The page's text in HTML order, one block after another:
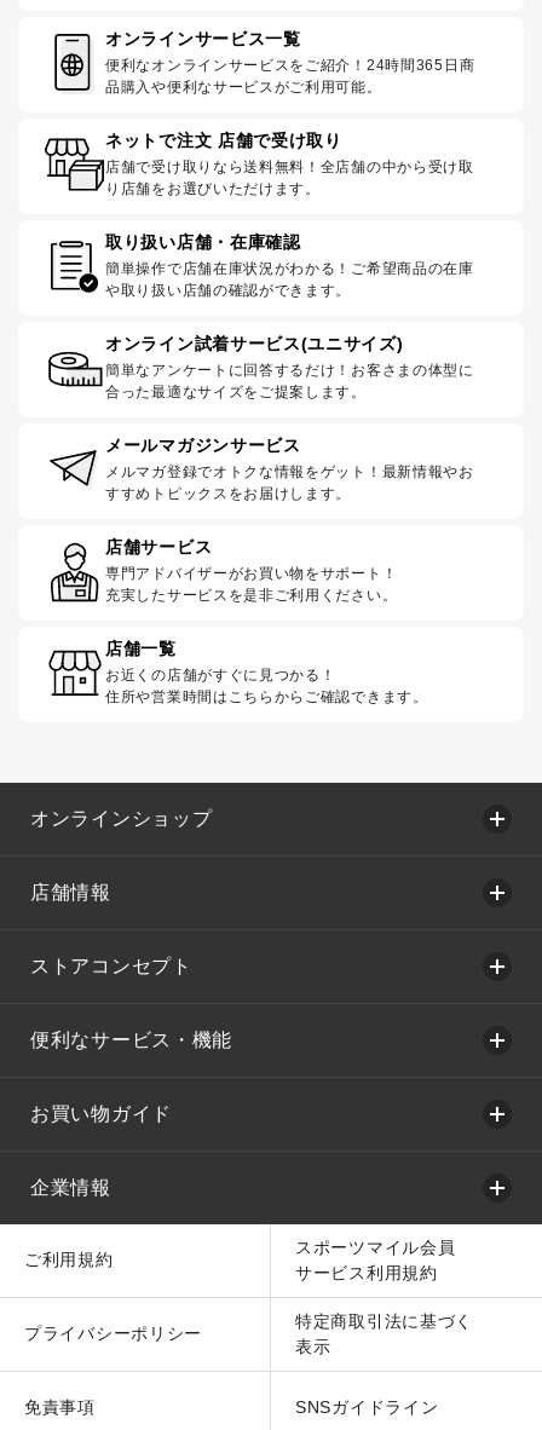
オンラインサービス一覧
便利なオンラインサービスをご紹介！24時間365日商
品購入や便利なサービスがご利用可能。
ネットで注文 店舗で受け取り
店舗で受け取りなら送料無料！全店舗の中から受け取
り店舗をお選びいただけます。
取り扱い店舗・在庫確認
簡単操作で店舗在庫状況がわかる！ご希望商品の在庫
や取り扱い店舗の確認ができます。
オンライン試着サービス(ユニサイズ)
簡単なアンケートに回答するだけ！お客さまの体型に
合った最適なサイズをご提案します。
メールマガジンサービス
メルマガ登録でオトクな情報をゲット！最新情報やお
すすめトピックスをお届けします。
店舗サービス
専門アドバイザーがお買い物をサポート！
充実したサービスを是非ご利用ください。
店舗一覧
お近くの店舗がすぐに見つかる！
住所や営業時間はこちらからご確認できます。
オンラインショップ
店舗情報
ストアコンセプト
便利なサービス・機能
お買い物ガイド
企業情報
ご利用規約
スポーツマイル会員
サービス利用規約
プライバシーポリシー
特定商取引法に基づく
表示
免責事項 SNSガイドライン